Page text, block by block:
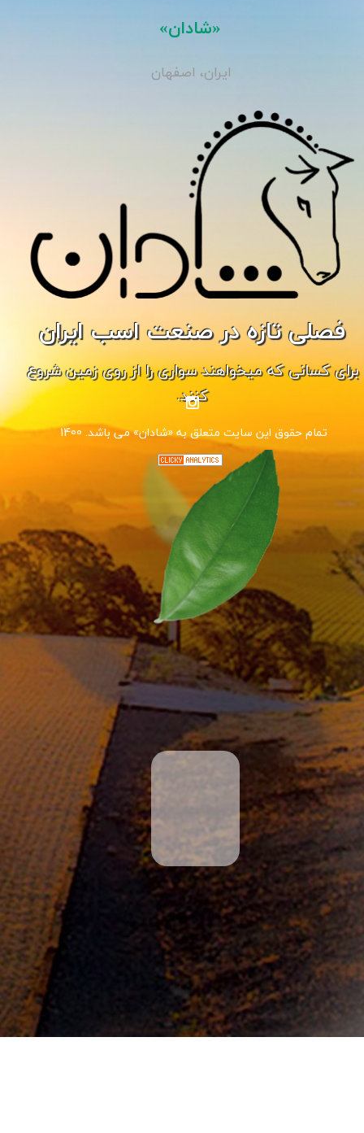
فصلی تازه در صنعت اسب ایران
برای کسانی که میخواهند سواری را از روی زمین شروع
کنند.
1400 .تمام حقوق این سایت متعلق به «شادان» می باشد
«شادان»
ایران، اصفهان